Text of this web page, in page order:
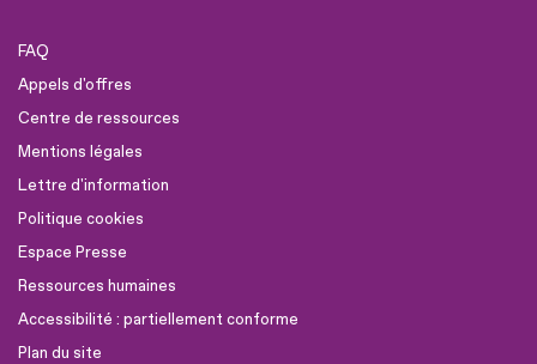
FAQ
Appels d'offres
Centre de ressources
Mentions légales
Lettre d'information
Politique cookies
Espace Presse
Ressources humaines
Accessibilité : partiellement conforme
Plan du site